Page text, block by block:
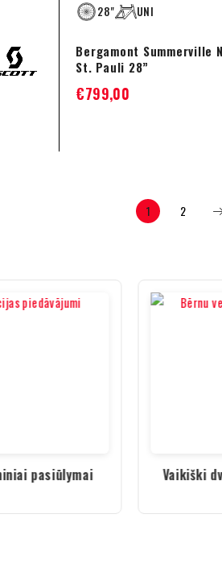
28" UNI
Bergamont Summerville
St. Pauli 28”
€799,00
1 2
pasiūlymai Vaikiški